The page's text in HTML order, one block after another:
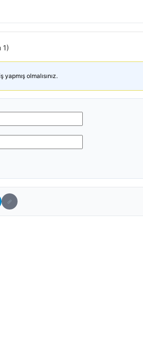
1)
olmalısınız.